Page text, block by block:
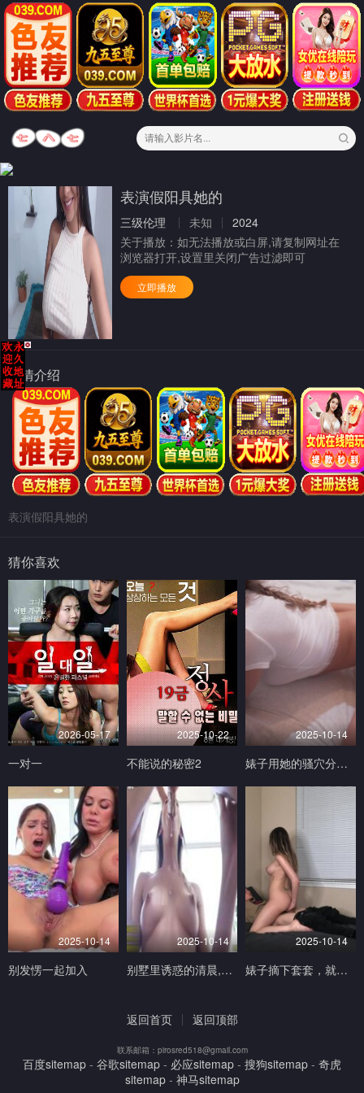
表演假阳具她的
三级伦理 未知
2024
关于播放： 如无法播放或白屏,请复制网址在
浏览器打开,设置里关闭广告过滤即可
立即播放
剧情介绍
表演假阳具她的
猜你喜欢
2026-05-17
一对一
2025-10-22
不能说的秘密2
2025-10-14
婊子用她的骚穴分散我的注意力，害我游戏打输了
2025-10-14
别发愣一起加入
2025-10-14
别墅里诱惑的清晨,猛操小骚逼
2025-10-14
婊子摘下套套，就为被中出 - Mandy Madison
返回首页 返回顶部
联系邮箱：pirosred518@gmail.com
百度sitemap - 谷歌sitemap - 必应sitemap - 搜狗sitemap - 奇虎
sitemap- 神马sitemap